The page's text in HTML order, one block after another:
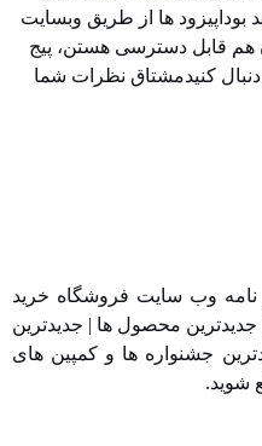
ها از طریق ⁠⁠وبسایت
هم قابل دسترسی هستن، ⁠⁠پیج
دنبال کنیدمشتاق نظرات شما
نامه وب سایت فروشگاه خرید
| جدیدترین محصول ها | جدیدترین
جشنواره ها و کمپین های
شوید.